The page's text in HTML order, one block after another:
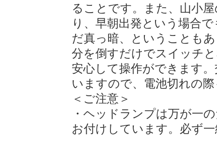
ることです。また、山小
り、早朝出発という場合
だ真っ暗、ということも
分を倒すだけでスイッチ
安心して操作ができます
いますので、電池切れの
＜ご注意＞
・ヘッドランプは万が一
お付けしています。必ず